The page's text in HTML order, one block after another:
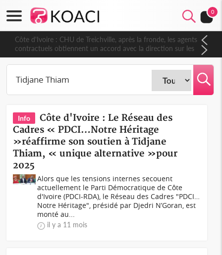
0
Côte d'Ivoire : CHU de Treichville, après la fronde, les agents
contractuels obtiennent un accord avec la direction sur les
arriérés du SMIG 2023
Info
Côte d'Ivoire : Le Réseau des
Cadres « PDCI…Notre Héritage
»réaffirme son soutien à Tidjane
Thiam, « unique alternative »pour
2025
Alors que les tensions internes secouent
actuellement le Parti Démocratique de Côte
d'Ivoire (PDCI-RDA), le Réseau des Cadres "PDCI…
Notre Héritage", présidé par Djedri N’Goran, est
monté au...
il y a 11 mois